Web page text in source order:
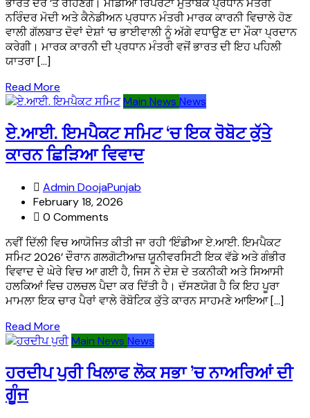
ਭਾਰਤ ਦੌਰੇ ’ਤੇ ਰਹਿਣਗੇ। ਮੀਡੀਆ ਰਿਪੋਰਟਾਂ ਮੁਤਾਬਕ ਪ੍ਰਧਾਨ ਮੰਤਰੀ
ਨਰਿੰਦਰ ਮੋਦੀ ਅਤੇ ਕੈਨੇਡੀਅਨ ਪ੍ਰਧਾਨ ਮੰਤਰੀ ਮਾਰਕ ਕਾਰਨੀ ਵਿਚਾਲੇ ਹੋਣ
ਵਾਲੀ ਗੱਲਬਾਤ ਦੋਵਾਂ ਦੇਸ਼ਾਂ ’ਚ ਭਾਈਵਾਲੀ ਨੂੰ ਅੱਗੇ ਵਧਾਉਣ ਦਾ ਮੌਕਾ ਪ੍ਰਦਾਨ
ਕਰੇਗੀ। ਮਾਰਕ ਕਾਰਨੀ ਦੀ ਪ੍ਰਧਾਨ ਮੰਤਰੀ ਵਜੋਂ ਭਾਰਤ ਦੀ ਇਹ ਪਹਿਲੀ
ਯਾਤਰਾ […]
Read More
Main News News
ਏ.ਆਈ. ਇਮਪੈਕਟ ਸਮਿਟ ‘ਚ ਇਕ ਰੋਬੋਟ ਕੁੱਤੇ
ਕਾਰਨ ਛਿੜਿਆ ਵਿਵਾਦ
Admin DoojaPunjab
February 18, 2026
0 Comments
ਨਵੀਂ ਦਿੱਲੀ ਵਿਚ ਆਯੋਜਿਤ ਕੀਤੀ ਜਾ ਰਹੀ ‘ਇੰਡੀਆ ਏ.ਆਈ. ਇਮਪੈਕਟ
ਸਮਿਟ 2026’ ਦੌਰਾਨ ਗਲਗੋਟੀਆਜ਼ ਯੂਨੀਵਰਸਿਟੀ ਇਕ ਵੱਡੇ ਅਤੇ ਗੰਭੀਰ
ਵਿਵਾਦ ਦੇ ਘੇਰੇ ਵਿਚ ਆ ਗਈ ਹੈ, ਜਿਸ ਨੇ ਦੇਸ਼ ਦੇ ਤਕਨੀਕੀ ਅਤੇ ਸਿਆਸੀ
ਹਲਕਿਆਂ ਵਿਚ ਹਲਚਲ ਪੈਦਾ ਕਰ ਦਿੱਤੀ ਹੈ। ਦੱਸਣਯੋਗ ਹੈ ਕਿ ਇਹ ਪੂਰਾ
ਮਾਮਲਾ ਇਕ ਚਾਰ ਪੈਰਾਂ ਵਾਲੇ ਰੋਬੋਟਿਕ ਕੁੱਤੇ ਕਾਰਨ ਸਾਹਮਣੇ ਆਇਆ […]
Read More
Main News News
ਹਰਦੀਪ ਪੁਰੀ ਖਿਲਾਫ ਲੋਕ ਸਭਾ ’ਚ ਨਾਅਰਿਆਂ ਦੀ
ਗੂੰਜ